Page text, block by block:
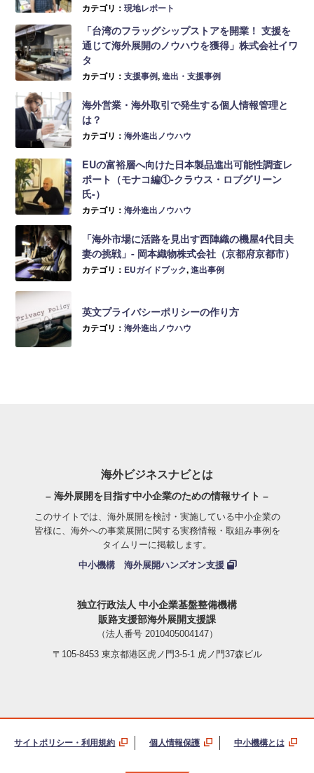
カテゴリ：現地レポート
「台湾のフラッグシップストアを開業！ 支援を
通じて海外展開のノウハウを獲得」株式会社イワ
タ
カテゴリ：支援事例,進出・支援事例
海外営業・海外取引で発生する個人情報管理と
は？
カテゴリ：海外進出ノウハウ
EUの富裕層へ向けた日本製品進出可能性調査レ
ポート（モナコ編①-クラウス・ロブグリーン
氏-）
カテゴリ：海外進出ノウハウ
「海外市場に活路を見出す西陣織の機屋4代目夫
妻の挑戦」- 岡本織物株式会社（京都府京都市）
カテゴリ： EUガイドブック,進出事例
英文プライバシーポリシーの作り方
カテゴリ：海外進出ノウハウ
海外ビジネスナビとは
– 海外展開を目指す中小企業のための情報サイト –
このサイトでは、海外展開を検討・実施している中小企業の
皆様に、海外への事業展開に関する実務情報・取組み事例を
タイムリーに掲載します。
中小機構 海外展開ハンズオン支援
独立行政法人 中小企業基盤整備機構
販路支援部海外展開支援課
（法人番号 2010405004147）
〒105-8453 東京都港区虎ノ門3-5-1 虎ノ門37森ビル
サイトポリシー・利用規約 個人情報保護 中小機構とは